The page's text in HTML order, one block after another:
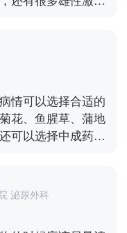
达到一定的效果。
指导下服用药物，
情可以选择合适的
花、鱼腥草、蒲地
可以选择中成药，
泌尿外科